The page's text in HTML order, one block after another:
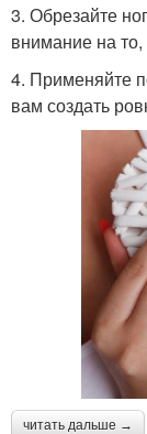
3. Обрезайте
внимание на
4. Применяйте
вам создать
читать дальше →